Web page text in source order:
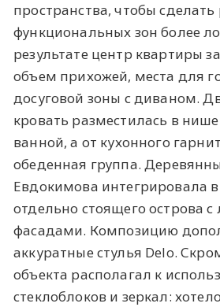
пространства, чтобы
функциональных зон более
результате центр квартиры
объем прихожей, места для
досуговой зоны с диваном.
кровать разместилась в
ванной, а от кухонного
обеденная группа.
Евдокимова интегрировала
отдельно стоящего острова
фасадами. Композицию
аккуратные стулья Delo.
объекта располагал к
стеклоблоков и зеркал: